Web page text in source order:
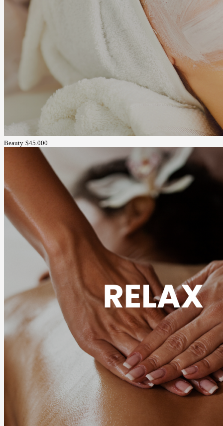
Beauty $45.000